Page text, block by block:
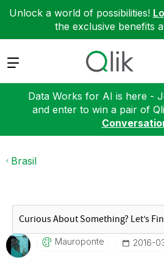
Unlock a world of possibilities!
the exclusive benefits
Expand
Data Works for AI is here -
and enter to win a pair of
Brasil
Mauroponte ‎2016-